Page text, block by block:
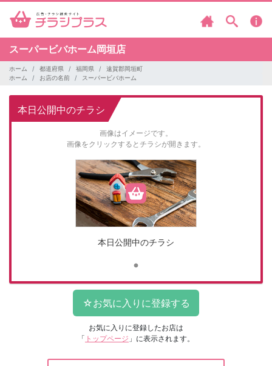
スーパービバホーム岡垣店
ホーム 都道府県 福岡県
遠賀郡岡垣町
ホーム
お店の名前 スーパービバホーム
本日公開中のチラシ
画像はイメージです。
画像をクリックするとチラシが開きます。
本日公開中のチラシ
お気に入りに登録したお店は
「 トップページ 」に表示されます。